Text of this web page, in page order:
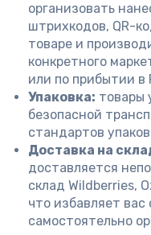
организовать
штрихкодов, QR-
товаре и
конкретного
или по прибытии в
Упаковка: товары
безопасной
стандартов
Доставка на
доставляется
склад Wildberries,
что избавляет
самостоятельно